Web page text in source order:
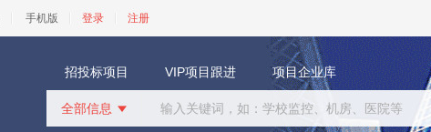
手机版 登录 注册
招投标项目 VIP项目跟进 项目企业库
全部信息 